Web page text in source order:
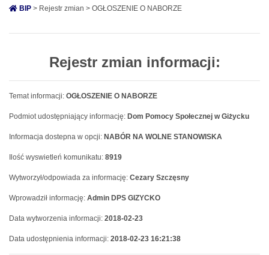
BIP > Rejestr zmian > OGŁOSZENIE O NABORZE
Rejestr zmian informacji:
Temat informacji: OGŁOSZENIE O NABORZE
Podmiot udostępniający informację: Dom Pomocy Społecznej w Giżycku
Informacja dostepna w opcji: NABÓR NA WOLNE STANOWISKA
Ilość wyswietleń komunikatu: 8919
Wytworzył/odpowiada za informację: Cezary Szczęsny
Wprowadził informację: Admin DPS GIZYCKO
Data wytworzenia informacji: 2018-02-23
Data udostępnienia informacji: 2018-02-23 16:21:38